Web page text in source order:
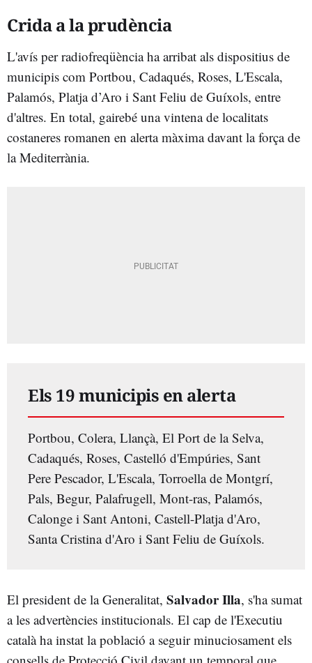
Crida a la prudència
L'avís per radiofreqüència ha arribat als dispositius de
municipis com Portbou, Cadaqués, Roses, L'Escala,
Palamós, Platja d’Aro i Sant Feliu de Guíxols, entre
d'altres. En total, gairebé una vintena de localitats
costaneres romanen en alerta màxima davant la força de
la Mediterrània.
Els 19 municipis en alerta
Portbou, Colera, Llançà, El Port de la Selva,
Cadaqués, Roses, Castelló d'Empúries, Sant
Pere Pescador, L'Escala, Torroella de Montgrí,
Pals, Begur, Palafrugell, Mont-ras, Palamós,
Calonge i Sant Antoni, Castell-Platja d'Aro,
Santa Cristina d'Aro i Sant Feliu de Guíxols.
El president de la Generalitat, Salvador Illa, s'ha sumat
a les advertències institucionals. El cap de l'Executiu
català ha instat la població a seguir minuciosament els